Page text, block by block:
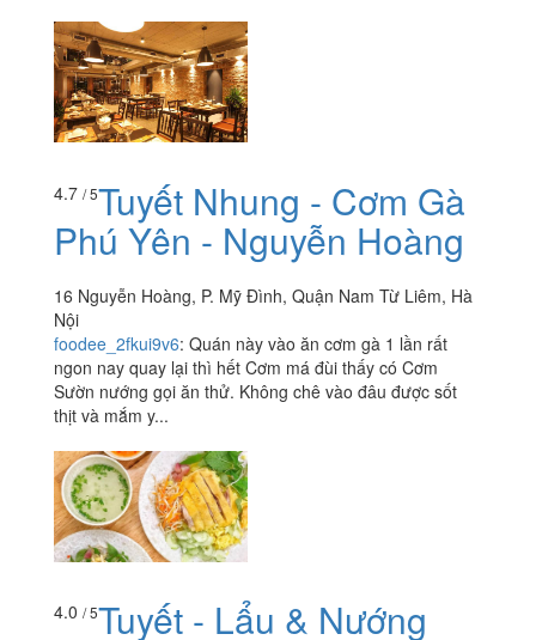
4.7 / 5Tuyết Nhung - Cơm Gà
Phú Yên - Nguyễn Hoàng
16 Nguyễn Hoàng, P. Mỹ Đình, Quận Nam Từ Liêm, Hà
Nội
foodee_2fkui9v6: Quán này vào ăn cơm gà 1 lần rất
ngon nay quay lại thì hết Cơm má đùi thấy có Cơm
Sườn nướng gọi ăn thử. Không chê vào đâu được sốt
thịt và mắm y...
4.0 / 5Tuyết - Lẩu & Nướng